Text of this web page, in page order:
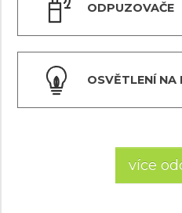
ODPUZOVAČE
OSVĚTLENÍ NA
více